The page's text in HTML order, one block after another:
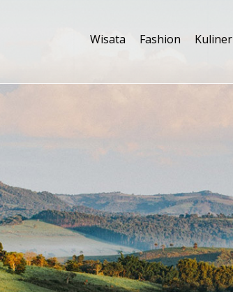
Wisata Fashion Kuliner